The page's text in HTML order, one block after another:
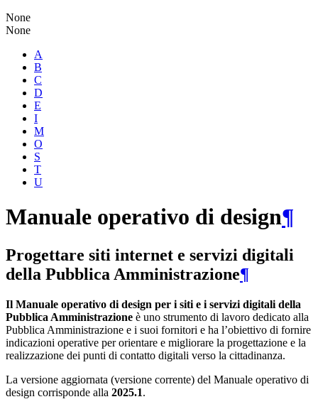
None
None
A
B
C
D
E
I
M
O
S
T
U
Manuale operativo di design¶
Progettare siti internet e servizi digitali
della Pubblica Amministrazione¶
Il Manuale operativo di design per i siti e i servizi digitali della
Pubblica Amministrazione è uno strumento di lavoro dedicato alla
Pubblica Amministrazione e i suoi fornitori e ha l’obiettivo di fornire
indicazioni operative per orientare e migliorare la progettazione e la
realizzazione dei punti di contatto digitali verso la cittadinanza.
La versione aggiornata (versione corrente) del Manuale operativo di
design corrisponde alla 2025.1.